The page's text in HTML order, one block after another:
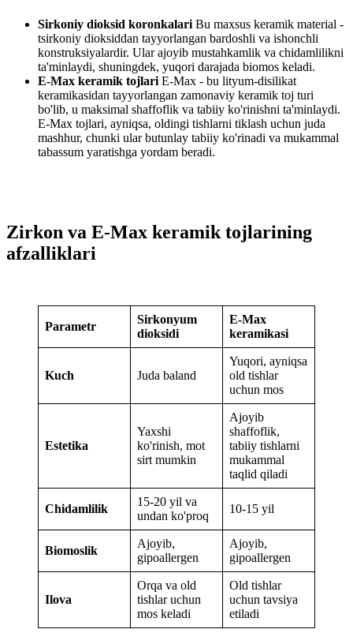
Sirkoniy dioksid koronkalari Bu maxsus keramik material -
tsirkoniy dioksiddan tayyorlangan bardoshli va ishonchli
konstruksiyalardir. Ular ajoyib mustahkamlik va chidamlilikni
ta'minlaydi, shuningdek, yuqori darajada biomos keladi.
E-Max keramik tojlari E-Max - bu lityum-disilikat
keramikasidan tayyorlangan zamonaviy keramik toj turi
bo'lib, u maksimal shaffoflik va tabiiy ko'rinishni ta'minlaydi.
E-Max tojlari, ayniqsa, oldingi tishlarni tiklash uchun juda
mashhur, chunki ular butunlay tabiiy ko'rinadi va mukammal
tabassum yaratishga yordam beradi.
Zirkon va E-Max keramik tojlarining
afzalliklari
Parametr
Sirkonyum
dioksidi
E-Max
keramikasi
Kuch Juda baland
Yuqori, ayniqsa
old tishlar
uchun mos
Estetika
Yaxshi
ko'rinish, mot
sirt mumkin
Ajoyib
shaffoflik,
tabiiy tishlarni
mukammal
taqlid qiladi
Chidamlilik
15-20 yil va
undan ko'proq
10-15 yil
Biomoslik
Ajoyib,
gipoallergen
Ajoyib,
gipoallergen
Ilova
Orqa va old
tishlar uchun
mos keladi
Old tishlar
uchun tavsiya
etiladi